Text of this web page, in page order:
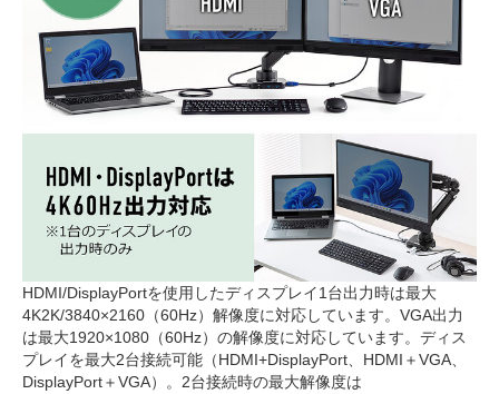
HDMI/DisplayPortを使用したディスプレイ1台出力時は最大
4K2K/3840×2160（60Hz）解像度に対応しています。VGA出力
は最大1920×1080（60Hz）の解像度に対応しています。ディス
プレイを最大2台接続可能（HDMI+DisplayPort、HDMI＋VGA、
DisplayPort＋VGA）。2台接続時の最大解像度は